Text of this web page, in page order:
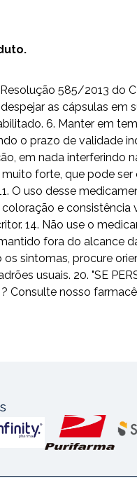
585/2013 do
as cápsulas em
6. Manter em
o prazo de validade
em nada interferindo
forte, que pode
O uso desse
e
14. Não use o
fora do alcance
sintomas, procure
usuais. 20. "SE
? Consulte nosso